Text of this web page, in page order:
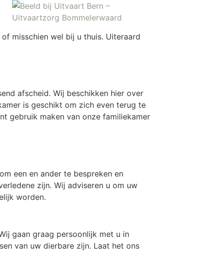
misschien wel bij u thuis. Uiteraard
afscheid. Wij beschikken hier over
is geschikt om zich even terug te
gebruik maken van onze familiekamer
een en ander te bespreken en
zijn. Wij adviseren u om uw
worden.
gaan graag persoonlijk met u in
van uw dierbare zijn. Laat het ons